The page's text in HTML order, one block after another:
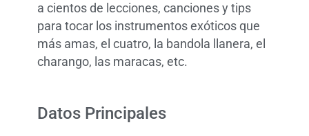
a cientos de lecciones, canciones y tips
para tocar los instrumentos exóticos que
más amas, el cuatro, la bandola llanera, el
charango, las maracas, etc.
Datos Principales